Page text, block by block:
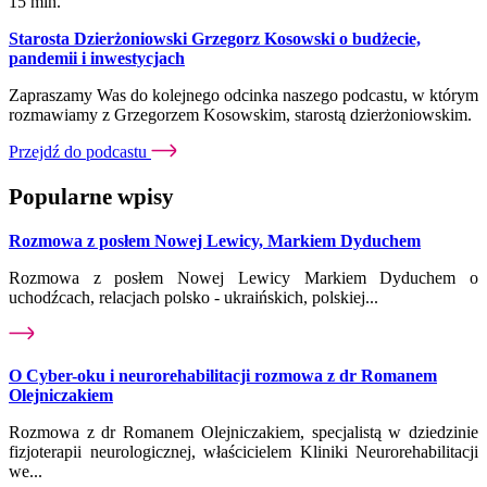
Starosta Dzierżoniowski Grzegorz Kosowski o budżecie,
pandemii i inwestycjach
Zapraszamy Was do kolejnego odcinka naszego podcastu, w którym
rozmawiamy z Grzegorzem Kosowskim, starostą dzierżoniowskim.
Przejdź do podcastu
Popularne wpisy
Rozmowa z posłem Nowej Lewicy, Markiem Dyduchem
Rozmowa z posłem Nowej Lewicy Markiem Dyduchem o
uchodźcach, relacjach polsko - ukraińskich, polskiej...
O Cyber-oku i neurorehabilitacji rozmowa z dr Romanem
Olejniczakiem
Rozmowa z dr Romanem Olejniczakiem, specjalistą w dziedzinie
fizjoterapii neurologicznej, właścicielem Kliniki Neurorehabilitacji
we...